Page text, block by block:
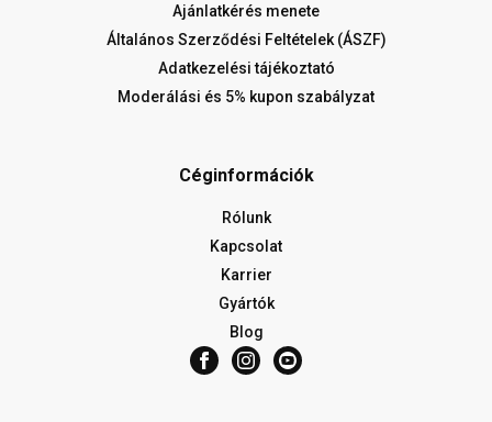
Ajánlatkérés menete
Általános Szerződési Feltételek (ÁSZF)
Adatkezelési tájékoztató
Moderálási és 5% kupon szabályzat
Céginformációk
Rólunk
Kapcsolat
Karrier
Gyártók
Blog